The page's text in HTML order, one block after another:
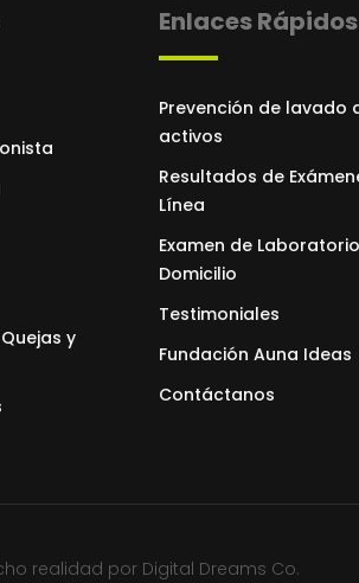
y
Enlaces Rápidos
Prevención de lavado
activos
Resultados de
Línea
Examen de
Domicilio
Testimoniales
Fundación Auna Ideas
Contáctanos
realidad por Digital Dreams Co.